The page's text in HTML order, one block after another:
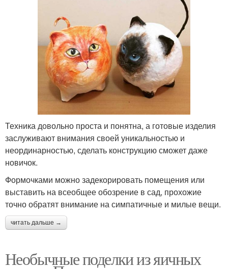
Техника довольно проста и понятна, а готовые изделия
заслуживают внимания своей уникальностью и
неординарностью, сделать конструкцию сможет даже
новичок.
Формочками можно задекорировать помещения или
выставить на всеобщее обозрение в сад, прохожие
точно обратят внимание на симпатичные и милые вещи.
читать дальше →
Необычные поделки из яичных